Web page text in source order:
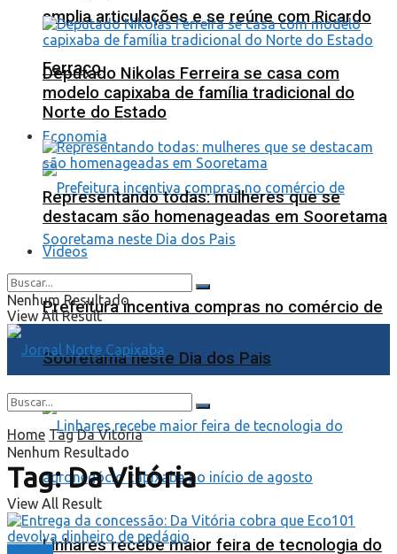
amplia articulações e se reúne com Ricardo
Ferraço
Economia
Prefeitura incentiva compras no comércio de
Sooretama neste Dia dos Pais
Linhares recebe maior feira de tecnologia do
Deputado Nikolas Ferreira se casa com
modelo capixaba de família tradicional do
Norte do Estado
Representando todas: mulheres que se
destacam são homenageadas em Sooretama
Videos
Nenhum Resultado
View All Result
Nenhum Resultado
View All Result
Home Tag Da Vitória
Tag:Da Vitória